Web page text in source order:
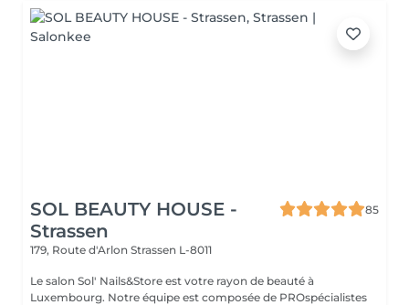
SOL BEAUTY HOUSE -
Strassen
85
179, Route d'Arlon Strassen L-8011
Le salon Sol' Nails&Store est votre rayon de beauté à
Luxembourg. Notre équipe est composée de PROspécialistes